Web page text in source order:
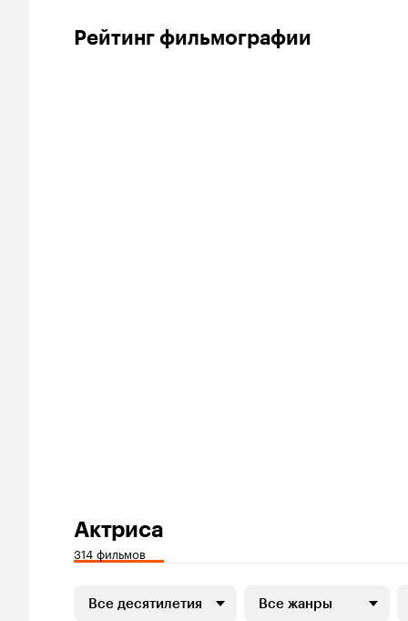
Рейтинг фильмографии
Актриса
314 фильмов
Все десятилетия Все жанры